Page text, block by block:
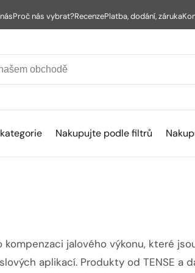
Proč nás vybrat?RecenzePlatba, dodání, záruka
Nakupujte podle filtrů
jalového výkonu, které
aplikací. Produkty od TENSE a